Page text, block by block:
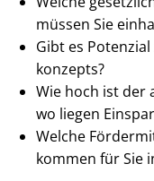
müssen Sie
Gibt es
kon­zepts?
Wie hoch ist der
wo liegen
Welche
kommen für Sie